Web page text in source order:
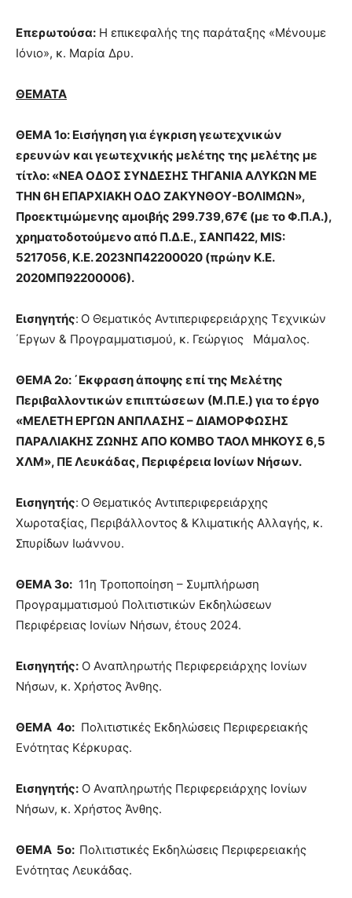
Επερωτούσα: Η επικεφαλής της παράταξης «Μένουμε
Ιόνιο», κ. Μαρία Δρυ.
ΘΕΜΑΤΑ
ΘΕΜΑ 1ο: Εισήγηση για έγκριση γεωτεχνικών
ερευνών και γεωτεχνικής μελέτης της μελέτης με
τίτλο: «ΝΕΑ ΟΔΟΣ ΣΥΝΔΕΣΗΣ ΤΗΓΑΝΙΑ ΑΛΥΚΩΝ ΜΕ
ΤΗΝ 6Η ΕΠΑΡΧΙΑΚΗ ΟΔΟ ΖΑΚΥΝΘΟΥ-ΒΟΛΙΜΩΝ»,
Προεκτιμώμενης αμοιβής 299.739,67€ (με το Φ.Π.Α.),
χρηματοδοτούμενο από Π.Δ.Ε., ΣΑΝΠ422, MIS:
5217056, Κ.Ε. 2023ΝΠ42200020 (πρώην Κ.Ε.
2020ΜΠ92200006).
Εισηγητής: Ο Θεματικός Αντιπεριφερειάρχης Τεχνικών
΄Εργων & Προγραμματισμού, κ. Γεώργιος Μάμαλος.
ΘΕΜΑ 2ο: ΄Εκφραση άποψης επί της Μελέτης
Περιβαλλοντικών επιπτώσεων (Μ.Π.Ε.) για το έργο
«ΜΕΛΕΤΗ ΕΡΓΩΝ ΑΝΠΛΑΣΗΣ – ΔΙΑΜΟΡΦΩΣΗΣ
ΠΑΡΑΛΙΑΚΗΣ ΖΩΝΗΣ ΑΠΟ ΚΟΜΒΟ ΤΑΟΛ ΜΗΚΟΥΣ 6,5
ΧΛΜ», ΠΕ Λευκάδας, Περιφέρεια Ιονίων Νήσων.
Εισηγητής: Ο Θεματικός Αντιπεριφερειάρχης
Χωροταξίας, Περιβάλλοντος & Κλιματικής Αλλαγής, κ.
Σπυρίδων Ιωάννου.
ΘΕΜΑ 3ο: 11η Τροποποίηση – Συμπλήρωση
Προγραμματισμού Πολιτιστικών Εκδηλώσεων
Περιφέρειας Ιονίων Νήσων, έτους 2024.
Εισηγητής: Ο Αναπληρωτής Περιφερειάρχης Ιονίων
Νήσων, κ. Χρήστος Άνθης.
ΘΕΜΑ 4ο: Πολιτιστικές Εκδηλώσεις Περιφερειακής
Ενότητας Κέρκυρας.
Εισηγητής: Ο Αναπληρωτής Περιφερειάρχης Ιονίων
Νήσων, κ. Χρήστος Άνθης.
ΘΕΜΑ 5ο: Πολιτιστικές Εκδηλώσεις Περιφερειακής
Ενότητας Λευκάδας.